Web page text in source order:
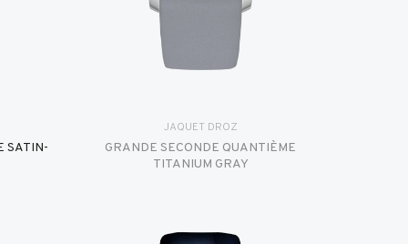
SATIN-
JAQUET DROZ
GRANDE SECONDE QUANTIÈME
TITANIUM GRAY